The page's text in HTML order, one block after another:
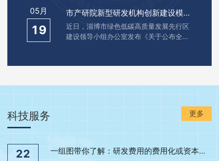
局长曲文岳，高新区工委管委会领导郭成
等陪同调研。市产研院院长石锡峰陪同王
随莲一行参观了概念验证中心，详细介绍
了市产研院及概念验证中心的建设发展历
05月
19
市产研院新型研发机构创新建设模式入选淄博市绿色低碳高质量发展创新案例
近日，淄博市绿色低碳高质量发展先行区
建设领导小组办公室发布《关于公布全市
究院实施的“探索新型研发机构的‘淄博模
系”入选淄博市绿色低碳高质量发展典型案
科技服务 更多
22 一组图带你了解：研发费用的费用化或资本化处理方面的规定